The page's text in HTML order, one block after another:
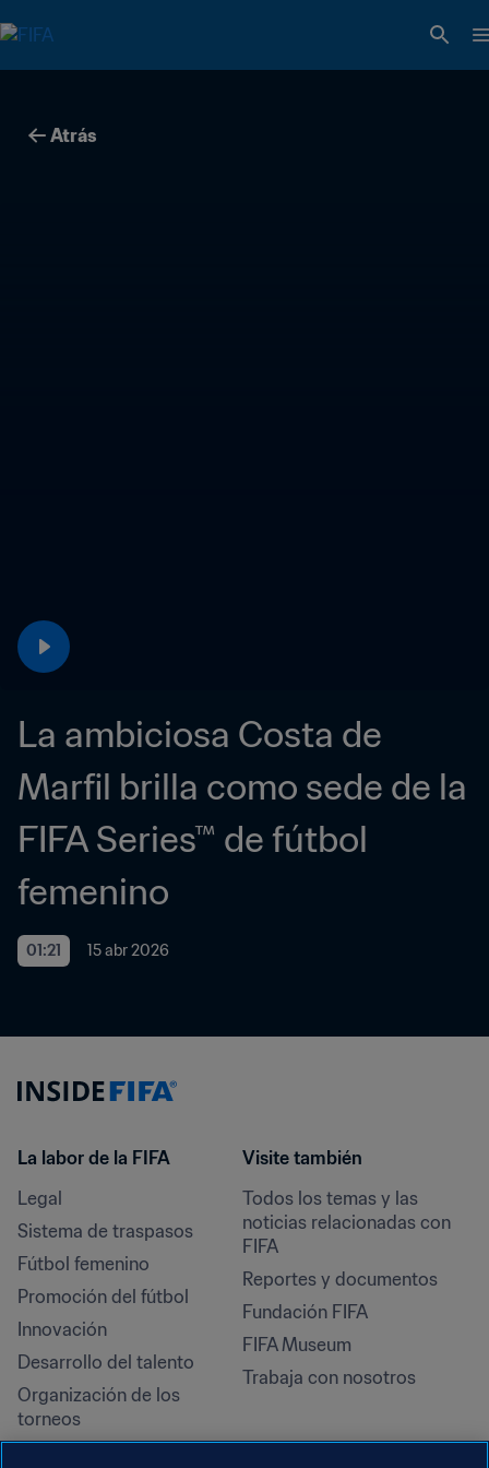
Atrás
La ambiciosa Costa de
Marfil brilla como sede de la
FIFA Series™ de fútbol
femenino
01:21 15 abr 2026
La labor de la FIFA
Legal
Sistema de traspasos
Fútbol femenino
Promoción del fútbol
Innovación
Desarrollo del talento
Organización de los
torneos
Visite también
Todos los temas y las
noticias relacionadas con
FIFA
Reportes y documentos
Fundación FIFA
FIFA Museum
Trabaja con nosotros